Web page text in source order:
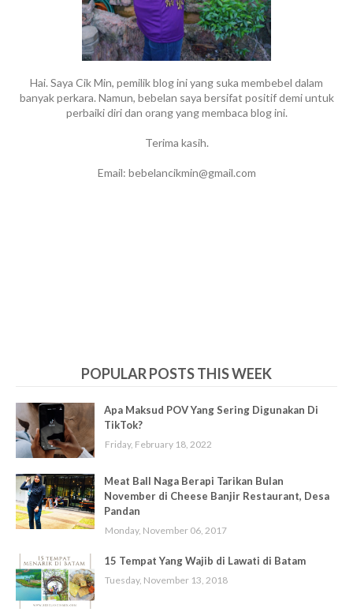
Hai. Saya Cik Min, pemilik blog ini yang suka membebel dalam
banyak perkara. Namun, bebelan saya bersifat positif demi untuk
perbaiki diri dan orang yang membaca blog ini.
Terima kasih.
Email: bebelancikmin@gmail.com
POPULAR POSTS THIS WEEK
Apa Maksud POV Yang Sering Digunakan Di
TikTok?
Friday, February 18, 2022
Meat Ball Naga Berapi Tarikan Bulan
November di Cheese Banjir Restaurant, Desa
Pandan
Monday, November 06, 2017
15 Tempat Yang Wajib di Lawati di Batam
Tuesday, November 13, 2018